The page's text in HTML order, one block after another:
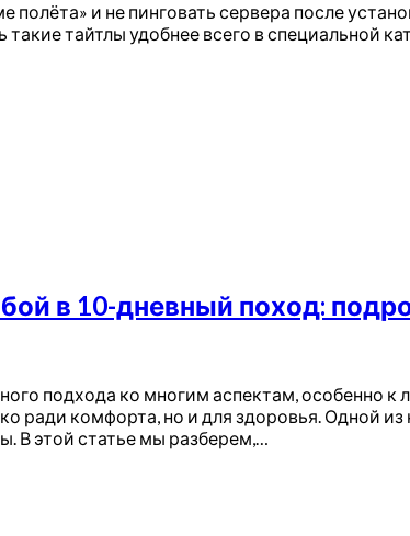
и не пинговать сервера после
тайтлы удобнее всего в специальной
в 10-дневный поход:
подхода ко многим аспектам, особенно
ради комфорта, но и для здоровья. Одной
В этой статье мы разберем,…